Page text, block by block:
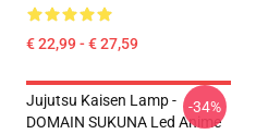
€ 22,99 - € 27,59
Jujutsu Kaisen Lamp -
DOMAIN SUKUNA Led Anime
-34%